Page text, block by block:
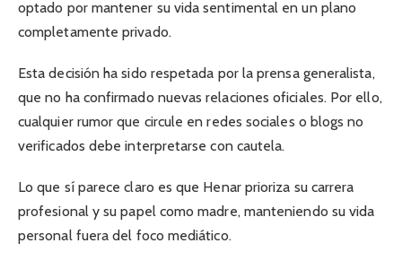
optado por mantener su vida sentimental en un plano
completamente privado.
Esta decisión ha sido respetada por la prensa generalista,
que no ha confirmado nuevas relaciones oficiales. Por ello,
cualquier rumor que circule en redes sociales o blogs no
verificados debe interpretarse con cautela.
Lo que sí parece claro es que Henar prioriza su carrera
profesional y su papel como madre, manteniendo su vida
personal fuera del foco mediático.